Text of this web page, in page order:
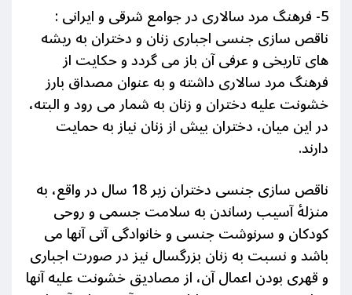
5- فرهنگ مرد سالاری در جوامع شرقی و ایرانی :
ناقص سازی جنسی اجباری زنان و دختران به ریشه
های تاریخی و عرفی آن باز می گردد و حکایت از
فرهنگ مرد سالاری داشته و به عنوان مصداق بارز
خشونت علیه دختران و زنان به شمار می رود و البته،
در این میان، دختران بیش از زنان نیاز به حمایت
دارند.
ناقص سازی جنسی دختران زیر 18 سال در واقع، به
منزلۀ آسیب رساندن به سلامت جسمی و روحی
کودکان و سرنوشت جنسی و خانوادگی آتی آنها می
باشد و نسبت به زنان بزرگسال نیز در صورت اجباری
و قهری بودن اعمال آن، از مصادیق خشونت علیه آنها